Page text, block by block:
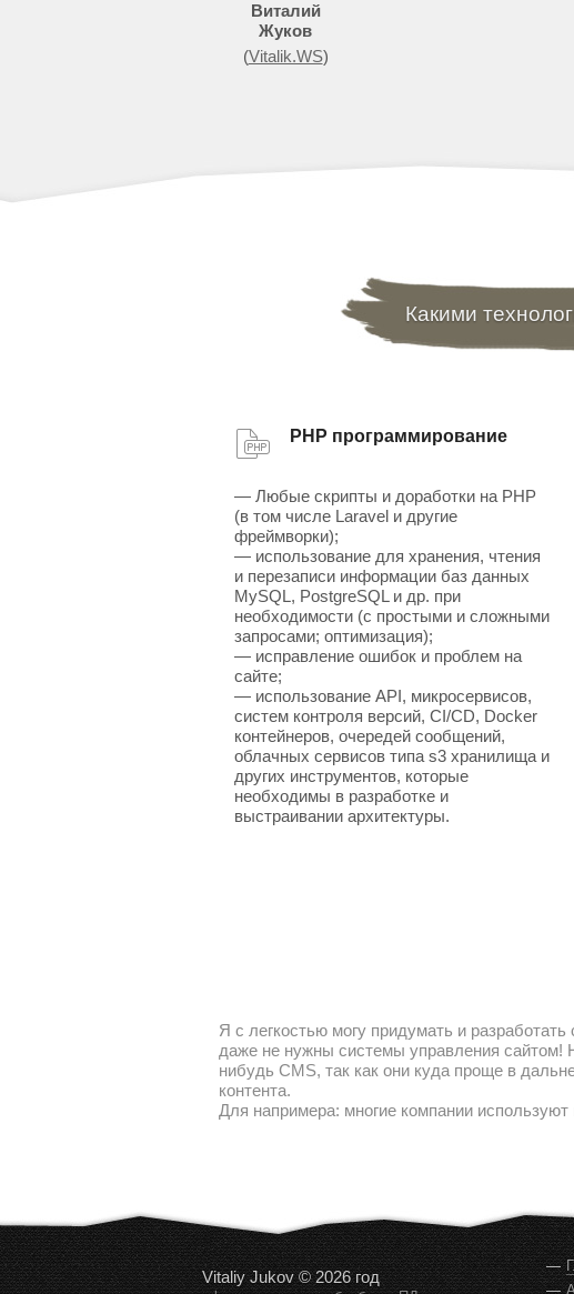
Виталий
Жуков
(Vitalik.WS)
Какими
PHP программирование
— Любые скрипты и доработки на PHP
(в том числе Laravel и другие
фреймворки);
— использование для хранения, чтения
и перезаписи информации баз данных
MySQL, PostgreSQL и др. при
необходимости (с простыми и сложными
запросами; оптимизация);
— исправление ошибок и проблем на
сайте;
— использование API, микросервисов,
систем контроля версий, CI/CD, Docker
контейнеров, очередей сообщений,
облачных сервисов типа s3 хранилища и
других инструментов, которые
необходимы в разработке и
выстраивании архитектуры.
Я с легкостью могу придумать и
даже не нужны системы управления сайтом!
нибудь CMS, так как они куда проще в
контента.
Для напримера: многие компании
Vitaliy Jukov © 2026 год